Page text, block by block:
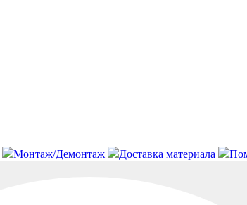
Монтаж/Демонтаж Доставка материала